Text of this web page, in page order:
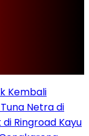
Kembali
Netra di
Ringroad Kayu